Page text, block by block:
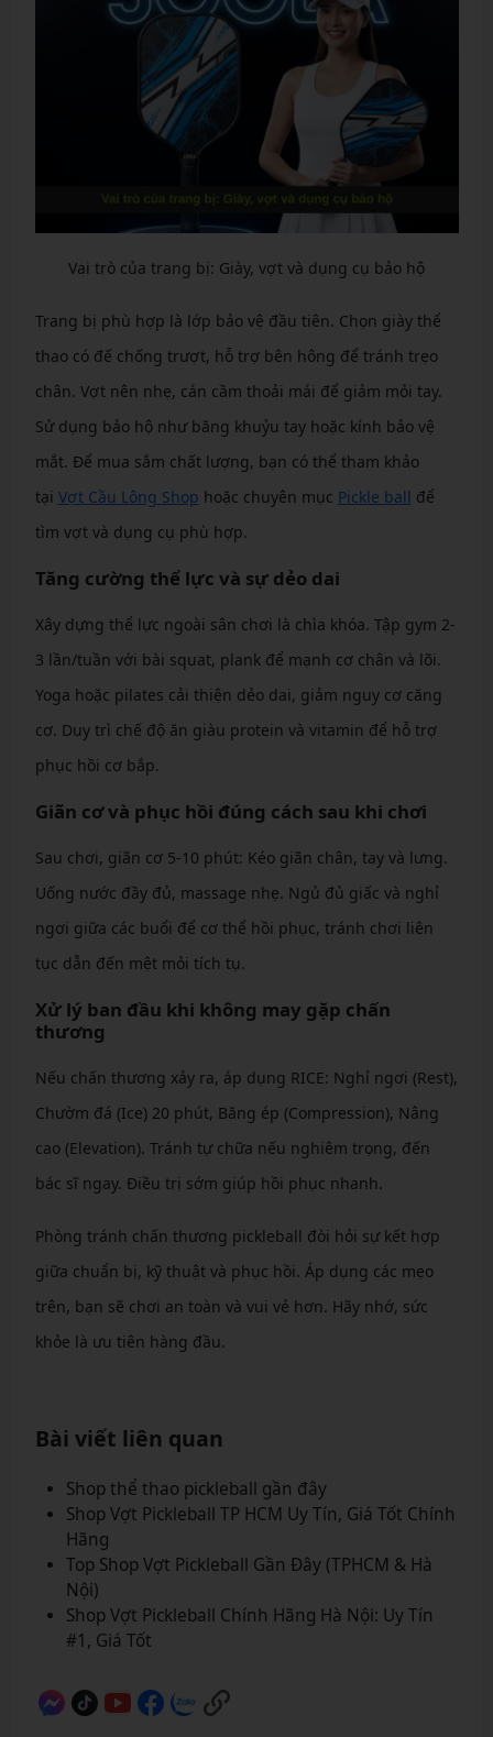
Vai trò của trang bị: Giày, vợt và dụng cụ bảo hộ
Trang bị phù hợp là lớp bảo vệ đầu tiên. Chọn giày thể
thao có đế chống trượt, hỗ trợ bên hông để tránh trẹo
chân. Vợt nên nhẹ, cán cầm thoải mái để giảm mỏi tay.
Sử dụng bảo hộ như băng khuỷu tay hoặc kính bảo vệ
mắt. Để mua sắm chất lượng, bạn có thể tham khảo
tại Vợt Cầu Lông Shop hoặc chuyên mục Pickle ball để
tìm vợt và dụng cụ phù hợp.
Tăng cường thể lực và sự dẻo dai
Xây dựng thể lực ngoài sân chơi là chìa khóa. Tập gym 2-
3 lần/tuần với bài squat, plank để mạnh cơ chân và lõi.
Yoga hoặc pilates cải thiện dẻo dai, giảm nguy cơ căng
cơ. Duy trì chế độ ăn giàu protein và vitamin để hỗ trợ
phục hồi cơ bắp.
Giãn cơ và phục hồi đúng cách sau khi chơi
Sau chơi, giãn cơ 5-10 phút: Kéo giãn chân, tay và lưng.
Uống nước đầy đủ, massage nhẹ. Ngủ đủ giấc và nghỉ
ngơi giữa các buổi để cơ thể hồi phục, tránh chơi liên
tục dẫn đến mệt mỏi tích tụ.
Xử lý ban đầu khi không may gặp chấn
thương
Nếu chấn thương xảy ra, áp dụng RICE: Nghỉ ngơi (Rest),
Chườm đá (Ice) 20 phút, Băng ép (Compression), Nâng
cao (Elevation). Tránh tự chữa nếu nghiêm trọng, đến
bác sĩ ngay. Điều trị sớm giúp hồi phục nhanh.
Phòng tránh chấn thương pickleball đòi hỏi sự kết hợp
giữa chuẩn bị, kỹ thuật và phục hồi. Áp dụng các mẹo
trên, bạn sẽ chơi an toàn và vui vẻ hơn. Hãy nhớ, sức
khỏe là ưu tiên hàng đầu.
Bài viết liên quan
Shop thể thao pickleball gần đây
Shop Vợt Pickleball TP HCM Uy Tín, Giá Tốt Chính
Hãng
Top Shop Vợt Pickleball Gần Đây (TPHCM & Hà
Nội)
Shop Vợt Pickleball Chính Hãng Hà Nội: Uy Tín
#1, Giá Tốt